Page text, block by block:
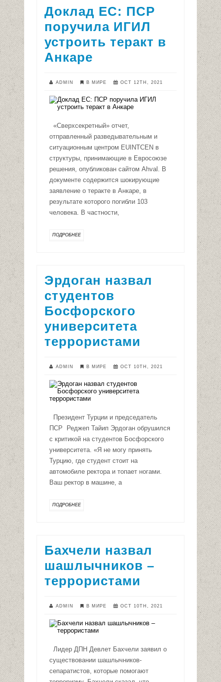
Доклад ЕС: ПСР
поручила ИГИЛ
устроить теракт в
Анкаре
ADMIN В МИРЕ OCT 12TH, 2021
«Сверхсекретный» отчет,
отправленный разведывательным и
ситуационным центром EUINTCEN в
структуры, принимающие в Евросоюзе
решения, опубликован сайтом Ahval. В
документе содержится шокирующие
заявление о теракте в Анкаре, в
результате которого погибли 103
человека. В частности,
ПОДРОБНЕЕ
Эрдоган назвал
студентов
Босфорского
университета
террористами
ADMIN В МИРЕ OCT 10TH, 2021
Президент Турции и председатель
ПСР Реджеп Тайип Эрдоган обрушился
с критикой на студентов Босфорского
университета. «Я не могу принять
Турцию, где студент стоит на
автомобиле ректора и топает ногами.
Ваш ректор в машине, а
ПОДРОБНЕЕ
Бахчели назвал
шашлычников –
террористами
ADMIN В МИРЕ OCT 10TH, 2021
Лидер ДПН Девлет Бахчели заявил о
существовании шашлычников-
сепаратистов, которые помогают